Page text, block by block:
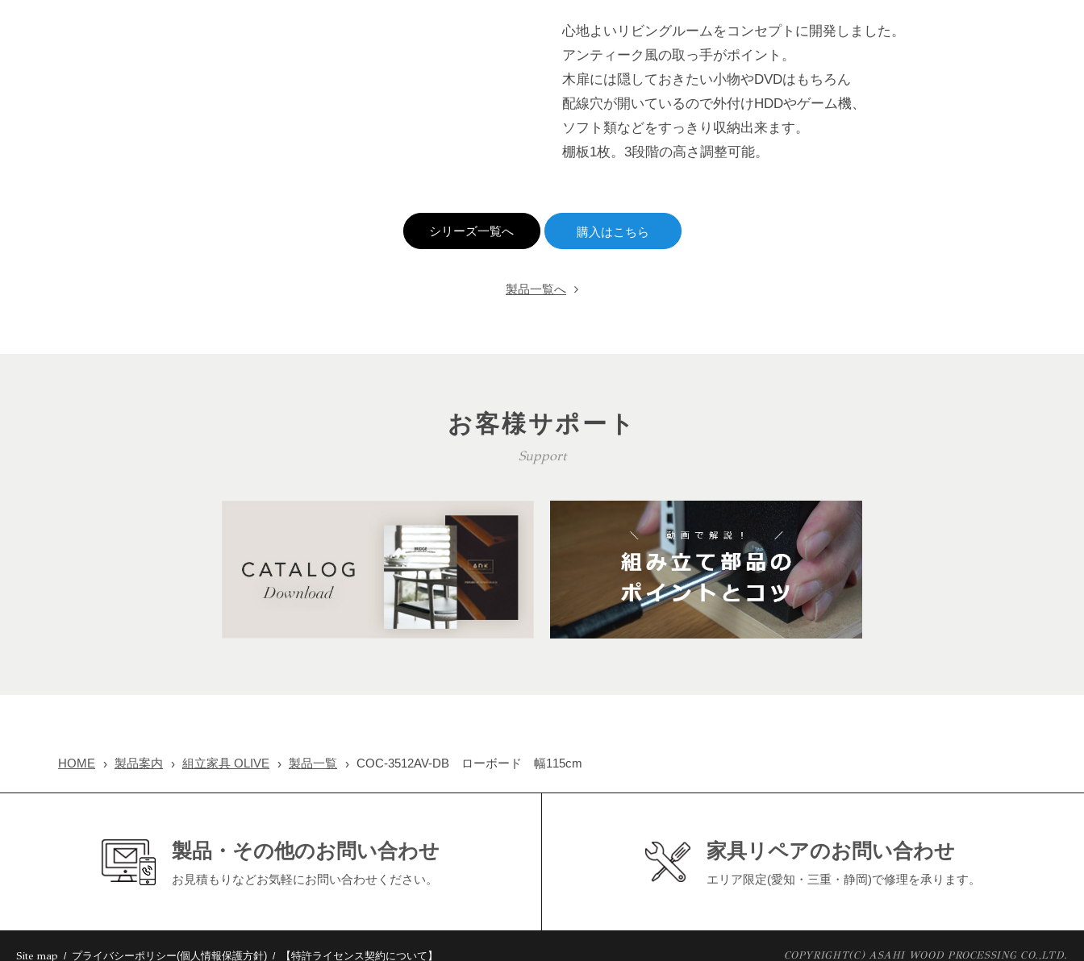
心地よいリビングルームをコンセプトに開発しました。
アンティーク風の取っ手がポイント。
木扉には隠しておきたい小物やDVDはもちろん
配線穴が開いているので外付けHDDやゲーム機、
ソフト類などをすっきり収納出来ます。
棚板1枚。3段階の高さ調整可能。
シリーズ一覧へ
製品一覧へ
お客様サポート
Support
HOME 製品案内 組立家具 OLIVE 製品一覧 COC-3512AV-DB ローボード 幅115cm
製品・その他のお問い合わせ
お見積もりなどお気軽にお問い合わせください。
家具リペアのお問い合わせ
エリア限定(愛知・三重・静岡)で修理を承ります。
Site map プライバシーポリシー(個人情報保護方針) 【特許ライセンス契約について】 COPYRIGHT(C) ASAHI WOOD PROCESSING CO.,LTD.